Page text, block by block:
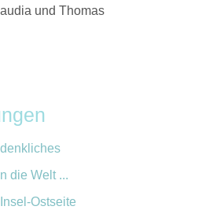
die Welt ...
Ostseite